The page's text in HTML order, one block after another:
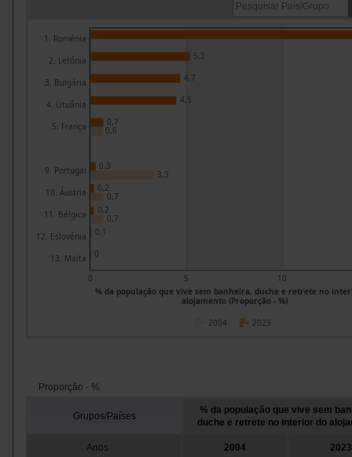
% da população que vive sem banheira, duche e retrete no
alojamento (Proporção - %)
0 5 10
1. Roménia
2. Letónia
3. Bulgária
4. Lituânia
5. França
9. Portugal
10. Áustria
11. Bélgica
12. Eslovénia
13. Malta
5,2
4,7
4,5
0,7
0,3
0,2
0,2
0,1
0
0,6
3,3
0,7
0,7
2023
2004
Proporção - %
Grupos/Países
% da população que vive sem
duche e retrete no interior do
Anos 2004 2023